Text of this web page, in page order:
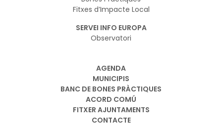
Fitxes d’Impacte Local
SERVEI INFO EUROPA
Observatori
AGENDA
MUNICIPIS
BANC DE BONES PRÀCTIQUES
ACORD COMÚ
FITXER AJUNTAMENTS
CONTACTE